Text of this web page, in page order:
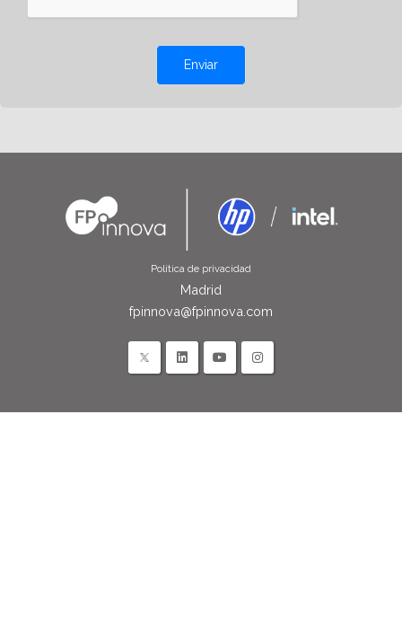
Enviar
Política de privacidad
Madrid
fpinnova@fpinnova.com